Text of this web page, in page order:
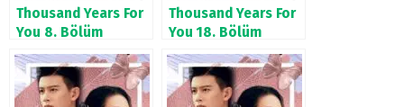
Thousand Years For
You 8. Bölüm
Thousand Years For
You 18. Bölüm